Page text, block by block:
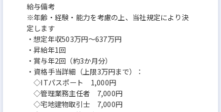
給与備考
※年齢・経験・能力を考慮の上、当社規定により決
定します
・想定年収503万円～637万円
・昇給年1回
・賞与年2回（約3か月分）
・資格手当詳細（上限3万円まで）：
◇ITパスポート 1,000円
◇管理業務主任者 7,000円
◇宅地建物取引士 7,000円